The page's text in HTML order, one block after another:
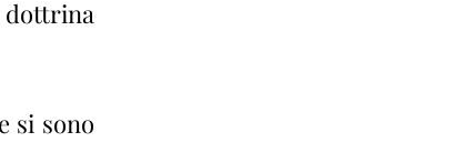
dottrina
si sono